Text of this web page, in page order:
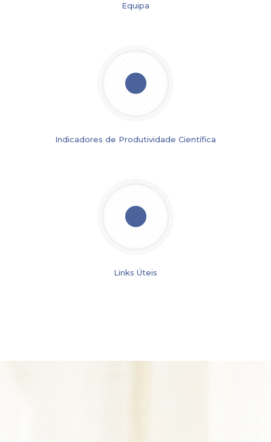
Equipa
Indicadores de Produtividade Científica
Links Úteis